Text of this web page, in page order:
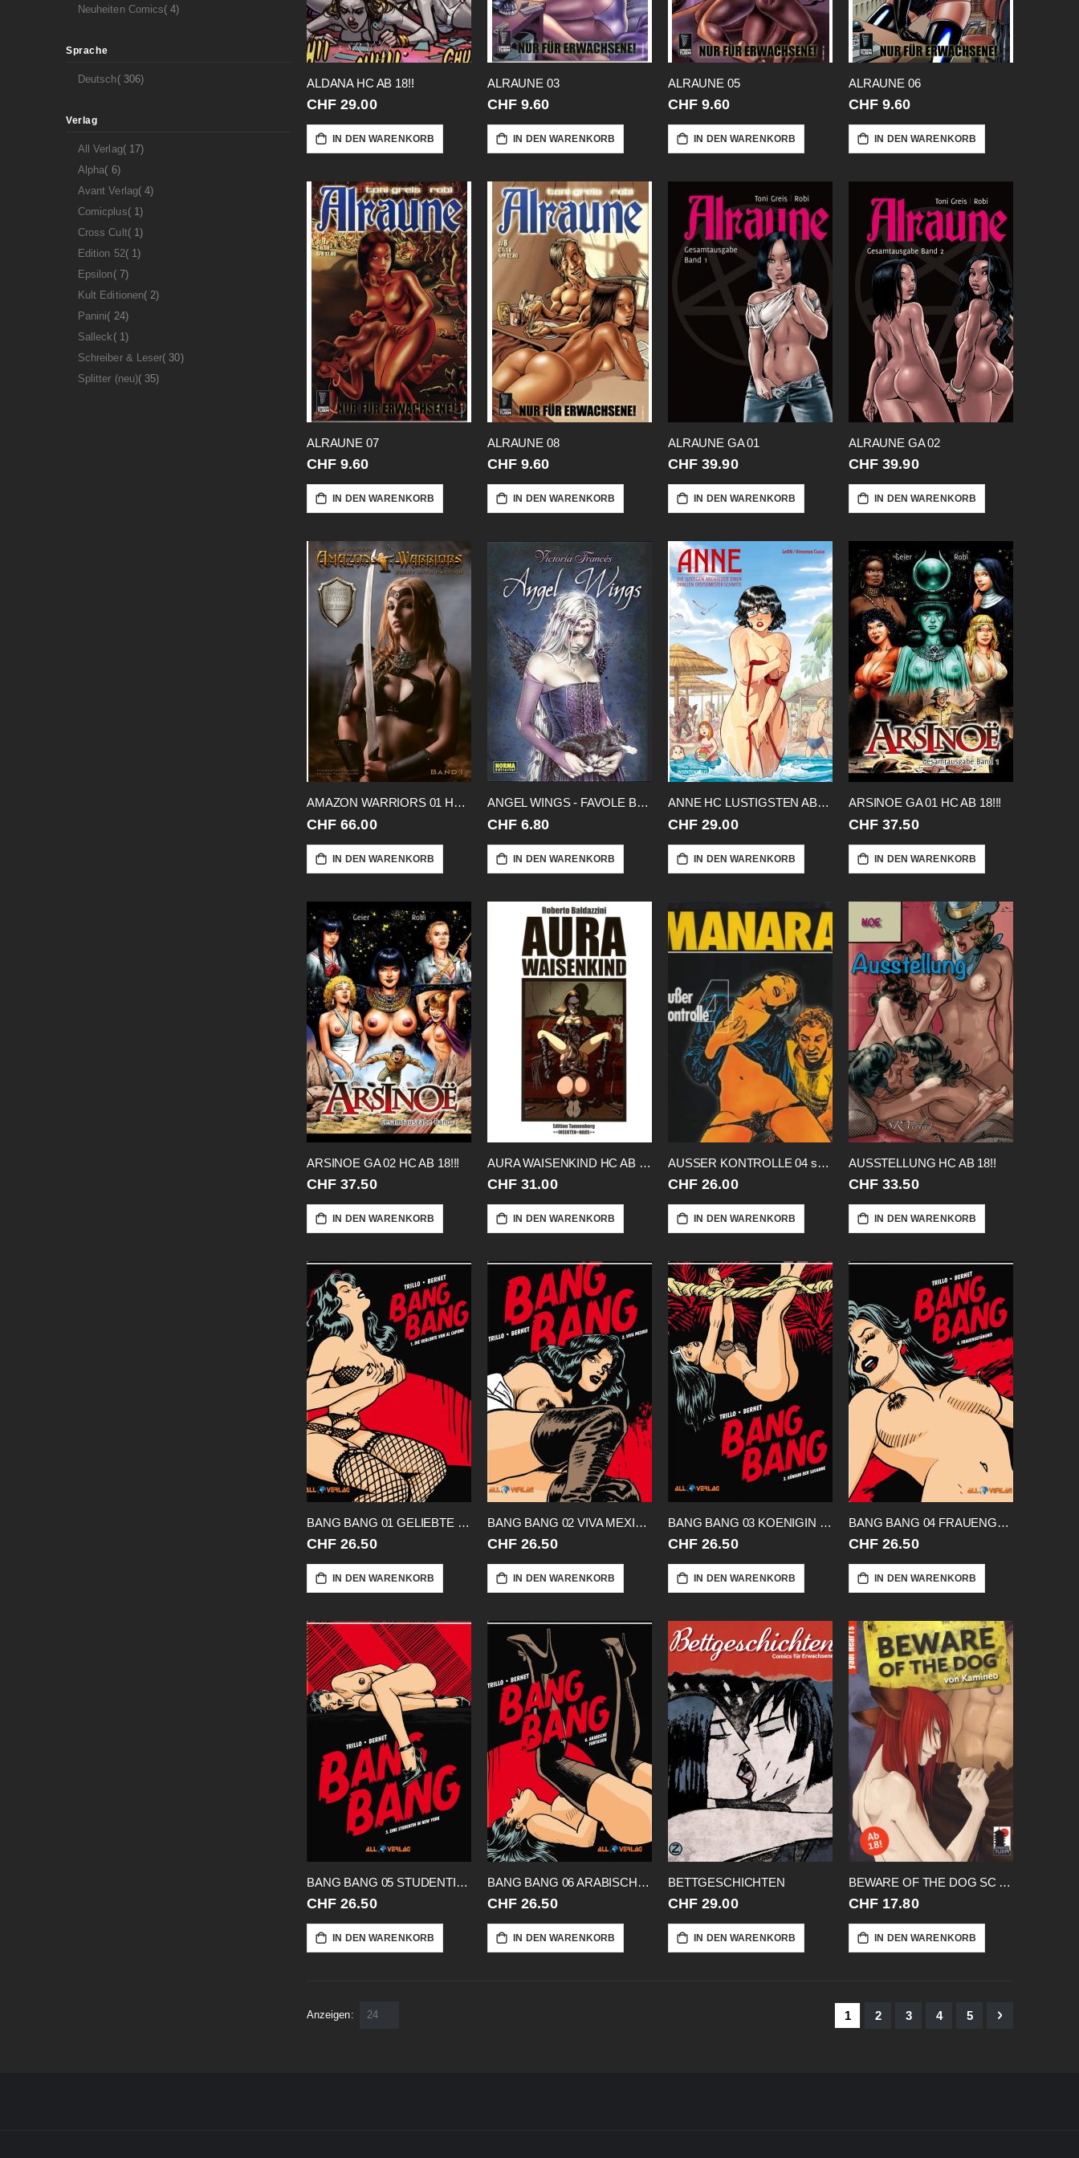
ALDANA HC AB 18!!
CHF 29.00
IN DEN WARENKORB
ALRAUNE 03
CHF 9.60
IN DEN WARENKORB
ALRAUNE 05
CHF 9.60
IN DEN WARENKORB
ALRAUNE 06
CHF 9.60
IN DEN WARENKORB
ALRAUNE 07
CHF 9.60
IN DEN WARENKORB
ALRAUNE 08
CHF 9.60
IN DEN WARENKORB
ALRAUNE GA 01
CHF 39.90
IN DEN WARENKORB
ALRAUNE GA 02
CHF 39.90
IN DEN WARENKORB
AMAZON WARRIORS 01 HARDCORE EDITION
CHF 66.00
IN DEN WARENKORB
ANGEL WINGS - FAVOLE BOOKLET
CHF 6.80
IN DEN WARENKORB
ANNE HC LUSTIGSTEN ABENTEUER CVR A
CHF 29.00
IN DEN WARENKORB
ARSINOE GA 01 HC AB 18!!!
CHF 37.50
IN DEN WARENKORB
ARSINOE GA 02 HC AB 18!!!
CHF 37.50
IN DEN WARENKORB
AURA WAISENKIND HC AB 18!!
CHF 31.00
IN DEN WARENKORB
AUSSER KONTROLLE 04 schwarz-weiss
CHF 26.00
IN DEN WARENKORB
AUSSTELLUNG HC AB 18!!
CHF 33.50
IN DEN WARENKORB
BANG BANG 01 GELIEBTE VON AL CAPONE
CHF 26.50
IN DEN WARENKORB
BANG BANG 02 VIVA MEXICO
CHF 26.50
IN DEN WARENKORB
BANG BANG 03 KOENIGIN DER SAVANNE
CHF 26.50
IN DEN WARENKORB
BANG BANG 04 FRAUENGEFAENGNIS
CHF 26.50
IN DEN WARENKORB
BANG BANG 05 STUDENTIN IN NEW YORK
CHF 26.50
IN DEN WARENKORB
BANG BANG 06 ARABISCHE FANTASIEN
CHF 26.50
IN DEN WARENKORB
BETTGESCHICHTEN
CHF 29.00
IN DEN WARENKORB
BEWARE OF THE DOG SC AB 18!!
CHF 17.80
IN DEN WARENKORB
SeiteSie lesen gerade Seite
1 Seite
2 Seite
3 Seite
4 Seite
5 Seite
Weiter
Anzeigen
Neuheiten Comics 4Artikel
Sprache
Deutsch 306Artikel
Verlag
All Verlag 17Artikel
Alpha 6Artikel
Avant Verlag 4Artikel
Comicplus 1Artikel
Cross Cult 1Artikel
Edition 52 1Artikel
Epsilon 7Artikel
Kult Editionen 2Artikel
Panini
24Artikel
Salleck 1Artikel
Schreiber & Leser 30Artikel
Splitter (neu)
35Artikel